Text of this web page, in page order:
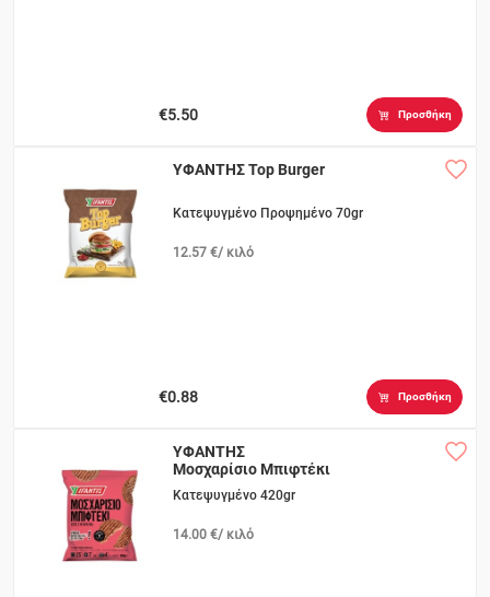
€5.50 Προσθήκη
ΥΦΑΝΤΗΣ Top Burger
Κατεψυγμένο Προψημένο 70gr
12.57 €/ κιλό
€0.88 Προσθήκη
ΥΦΑΝΤΗΣ
Μοσχαρίσιο Μπιφτέκι
Κατεψυγμένο 420gr
14.00 €/ κιλό